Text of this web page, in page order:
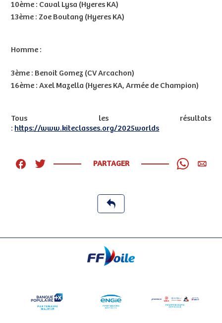
10ème : Caval Lysa (Hyeres KA)
13ème : Zoe Boutang (Hyeres KA)
Homme :
3ème : Benoit Gomez (CV Arcachon)
16ème : Axel Mazella (Hyeres KA, Armée de Champion)
Tous les résultats
: https://www.kiteclasses.org/2025worlds
PARTAGER